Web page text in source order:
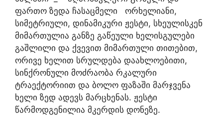
ფართო ზედა ჩასაცმელი ორხელიანი,
სიმეტრიული, დინამიკური ჟესტი, სხეულისკენ
მიმართულია განზე გაწეული ხელისგულები
გაშლილი და ქვევით მიმართული თითებით,
ორივე ხელით სრულდება დაახლოებითი,
სინქრონული მოძრაობა რკალური
ტრაექტორიით და ბოლო ფაზაში მარჯვენა
ხელი ზედ ადევს მარცხენას. ჟესტი
წარმოდგენილია მკერდის დონეზე.